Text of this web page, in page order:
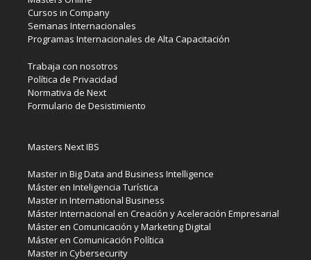
Cursos in Company
Semanas Internacionales
Programas Internacionales de Alta Capacitación
Trabaja con nosotros
Política de Privacidad
Normativa de Next
Formulario de Desistimiento
Masters Next IBS
Master in Big Data and Business Intelligence
Máster en Inteligencia Turística
Master in International Business
Máster Internacional en Creación y Aceleración Empresarial
Máster en Comunicación y Marketing Digital
Máster en Comunicación Política
Master in Cybersecurity